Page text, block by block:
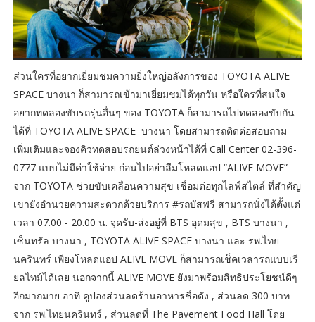
ส่วนใครที่อยากเยี่ยมชมความยิ่งใหญ่อลังการของ TOYOTA ALIVE
SPACE บางนา ก็สามารถเข้ามาเยี่ยมชมได้ทุกวัน หรือใครที่สนใจ
อยากทดลองขับรถรุ่นอื่นๆ ของ TOYOTA ก็สามารถไปทดลองขับกัน
ได้ที่ TOYOTA ALIVE SPACE บางนา โดยสามารถติดต่อสอบถาม
เพิ่มเติมและจองคิวทดสอบรถยนต์ล่วงหน้าได้ที่ Call Center 02-396-
0777 แบบไม่มีค่าใช้จ่าย ก่อนไปอย่าลืมโหลดแอป “ALIVE MOVE”
จาก TOYOTA ช่วยขับเคลื่อนความสุข เชื่อมต่อทุกไลฟ์สไตล์ ที่สำคัญ
เขายังอำนวยความสะดวกด้วยบริการ #รถบัสฟรี สามารถนั่งได้ตั้งแต่
เวลา 07.00 - 20.00 น. จุดรับ-ส่งอยู่ที่ BTS อุดมสุข , BTS บางนา ,
เซ็นทรัล บางนา , TOYOTA ALIVE SPACE บางนา และ รพ.ไทย
นครินทร์ เพียงโหลดแอป ALIVE MOVE ก็สามารถเช็คเวลารถแบบเรี
ยลไทม์ได้เลย นอกจากนี้ ALIVE MOVE ยังมาพร้อมสิทธิประโยชน์ดีๆ
อีกมากมาย อาทิ คูปองส่วนลดร้านอาหารชื่อดัง ​, ส่วนลด 300 บาท
จาก รพ.ไทยนครินทร์ , ส่วนลดที่ The Pavement Food Hall โดย